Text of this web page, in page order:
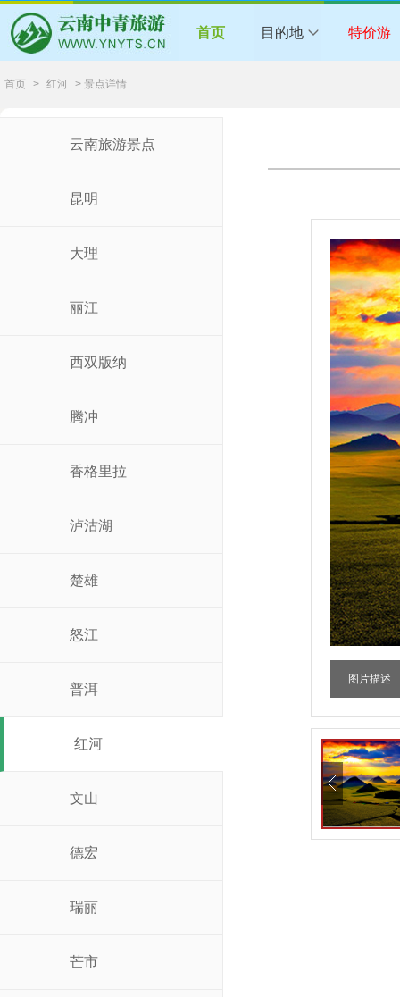
首页 目的地 特价游
首页 > 红河 > 景点详情
云南旅游景点
昆明
大理
丽江
西双版纳
腾冲
香格里拉
泸沽湖
楚雄
怒江
普洱
红河
文山
德宏
瑞丽
芒市
图片描述